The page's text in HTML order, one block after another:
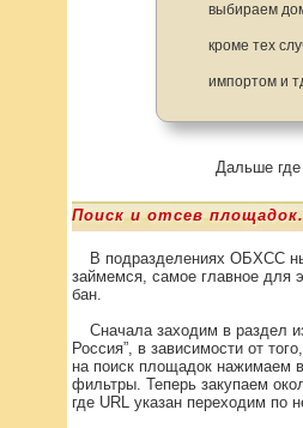
выбираем
кроме тех
импортом и
Дальше где
Поиск и отсев площадок.
В подразделениях ОБХСС
займемся, самое главное для
бан.
Сначала заходим в раздел
Россия”, в зависимости от
на поиск площадок нажимаем
фильтры. Теперь закупаем
где URL указан переходим по